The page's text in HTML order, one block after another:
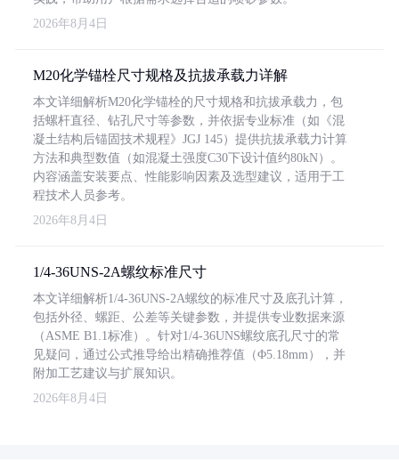
2026年8月4日
M20化学锚栓尺寸规格及抗拔承载力详解
本文详细解析M20化学锚栓的尺寸规格和抗拔承载力，包
括螺杆直径、钻孔尺寸等参数，并依据专业标准（如《混
凝土结构后锚固技术规程》JGJ 145）提供抗拔承载力计算
方法和典型数值（如混凝土强度C30下设计值约80kN）。
内容涵盖安装要点、性能影响因素及选型建议，适用于工
程技术人员参考。
2026年8月4日
1/4-36UNS-2A螺纹标准尺寸
本文详细解析1/4-36UNS-2A螺纹的标准尺寸及底孔计算，
包括外径、螺距、公差等关键参数，并提供专业数据来源
（ASME B1.1标准）。针对1/4-36UNS螺纹底孔尺寸的常
见疑问，通过公式推导给出精确推荐值（Φ5.18mm），并
附加工艺建议与扩展知识。
2026年8月4日